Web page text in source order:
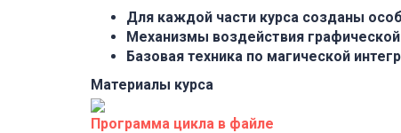
Для каждой части курса созданы
Механизмы воздействия
Базовая техника по магической
Материалы курса
Программа цикла в файле